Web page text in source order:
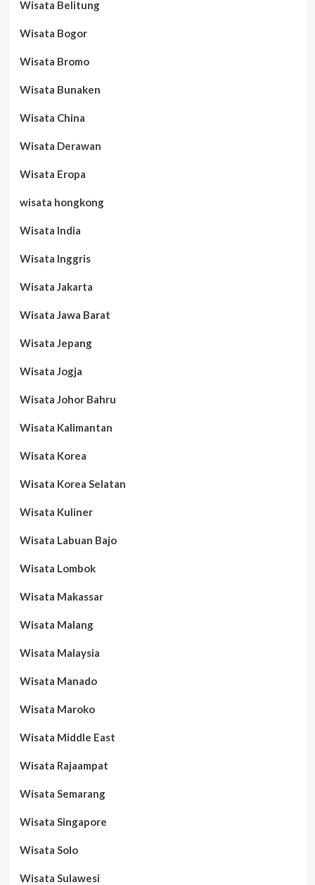
Wisata Belitung
Wisata Bogor
Wisata Bromo
Wisata Bunaken
Wisata China
Wisata Derawan
Wisata Eropa
wisata hongkong
Wisata India
Wisata Inggris
Wisata Jakarta
Wisata Jawa Barat
Wisata Jepang
Wisata Jogja
Wisata Johor Bahru
Wisata Kalimantan
Wisata Korea
Wisata Korea Selatan
Wisata Kuliner
Wisata Labuan Bajo
Wisata Lombok
Wisata Makassar
Wisata Malang
Wisata Malaysia
Wisata Manado
Wisata Maroko
Wisata Middle East
Wisata Rajaampat
Wisata Semarang
Wisata Singapore
Wisata Solo
Wisata Sulawesi